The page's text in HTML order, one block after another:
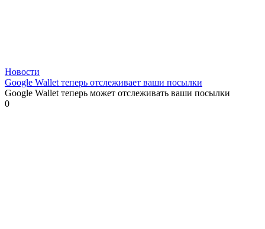
Новости
Google Wallet теперь отслеживает ваши посылки
Google Wallet теперь может отслеживать ваши посылки
0